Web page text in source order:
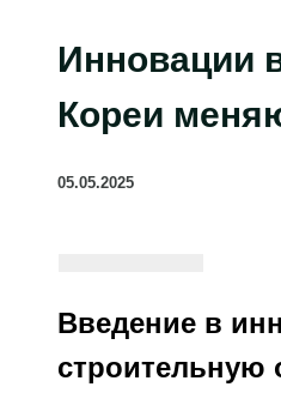
Инновации
Кореи
05.05.2025
Введение в
строительную